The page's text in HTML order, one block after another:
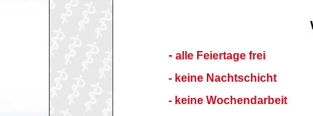
- alle Feiertage frei
- keine Nachtschicht
- keine Wochendarbeit